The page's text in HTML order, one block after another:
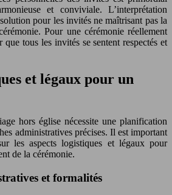
et conviviale. L’interprétation
pour les invités ne maîtrisant pas la
Pour une cérémonie réellement
que tous les invités se sentent respectés et
et légaux pour un
hors église nécessite une planification
administratives précises. Il est important
les aspects logistiques et légaux pour
de la cérémonie.
et formalités